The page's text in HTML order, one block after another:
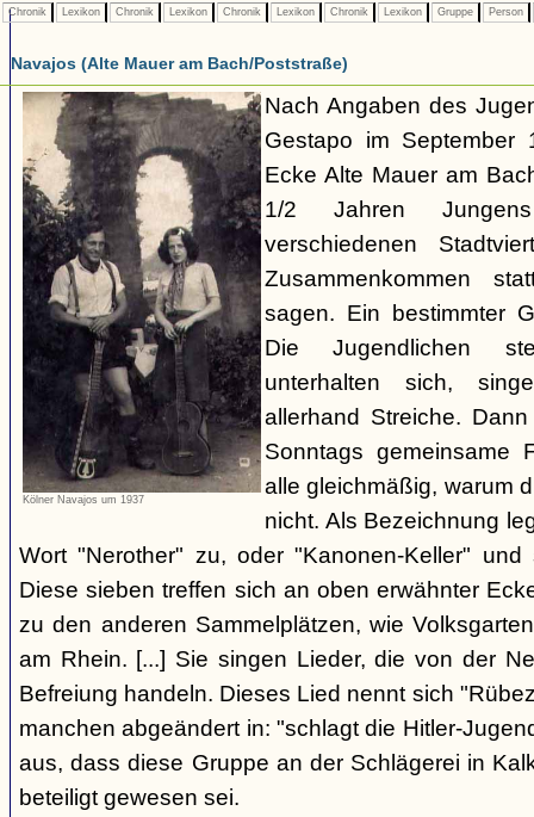
Chronik Lexikon Chronik Lexikon Chronik Lexikon Chronik Lexikon Gruppe Person
Navajos (Alte Mauer am Bach/Poststraße)
Kölner Navajos um 1937
Nach Angaben des
Gestapo im
Ecke Alte Mauer am
1/2 Jahren
verschiedenen
Zusammenkommen
sagen. Ein bestimmter
Die Jugendlichen
unterhalten sich,
allerhand Streiche.
Sonntags gemeinsame
alle gleichmäßig, warum
nicht. Als Bezeichnung
Wort "Nerother" zu, oder "Kanonen-Keller"
Diese sieben treffen sich an oben erwähnter
zu den anderen Sammelplätzen, wie
am Rhein. [...] Sie singen Lieder, die von der
Befreiung handeln. Dieses Lied nennt sich
manchen abgeändert in: "schlagt die Hitler-
aus, dass diese Gruppe an der Schlägerei in
beteiligt gewesen sei.